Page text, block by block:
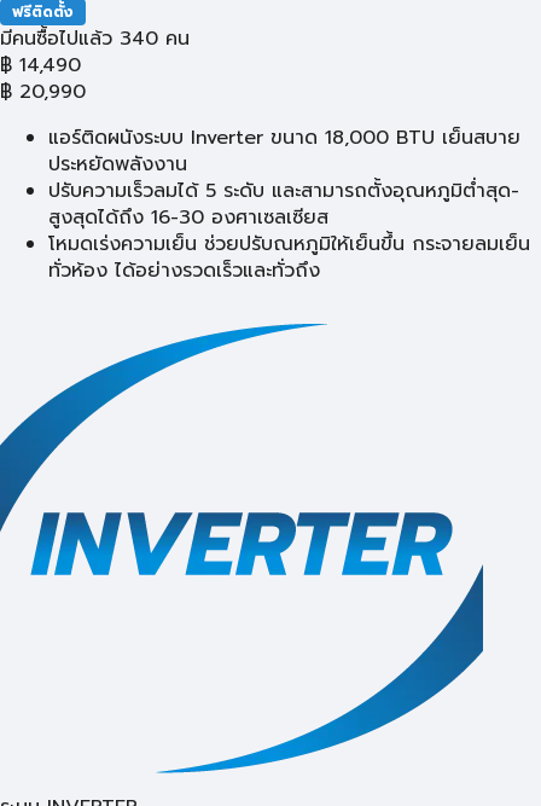
ฟรีติดตั้ง
มีคนซื้อไปแล้ว 340 คน
฿ 14,490
฿ 20,990
แอร์ติดผนังระบบ Inverter ขนาด 18,000 BTU เย็นสบาย
ประหยัดพลังงาน
ปรับความเร็วลมได้ 5 ระดับ และสามารถตั้งอุณหภูมิต่ำสุด-
สูงสุดได้ถึง 16-30 องศาเซลเซียส
โหมดเร่งความเย็น ช่วยปรับณหภูมิให้เย็นขึ้น กระจายลมเย็น
ทั่วห้อง ได้อย่างรวดเร็วและทั่วถึง